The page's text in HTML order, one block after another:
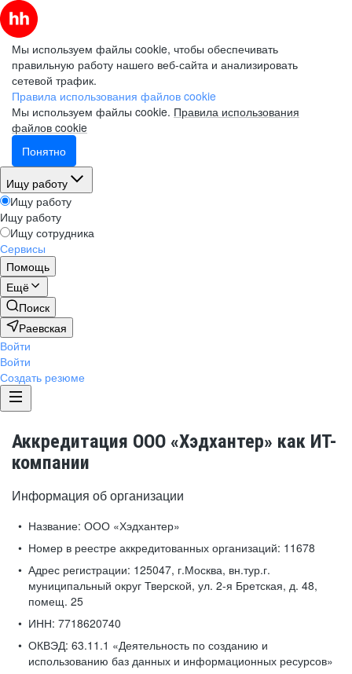
Мы используем файлы cookie, чтобы обеспечивать
правильную работу нашего веб-сайта и анализировать
сетевой трафик.
Правила использования файлов cookie
Мы используем файлы cookie. Правила использования
файлов cookie
Понятно
Ищу работу
Ищу работу
Ищу работу
Ищу сотрудника
Сервисы
Помощь
Ещё
Поиск
Раевская
Войти
Войти
Создать резюме
Аккредитация ООО «Хэдхантер» как ИТ-
компании
Информация об организации
Название: ООО «Хэдхантер»
Номер в реестре аккредитованных организаций: 11678
Адрес регистрации: 125047, г.Москва, вн.тур.г.
муниципальный округ Тверской, ул. 2-я Бретская, д. 48,
помещ. 25
ИНН: 7718620740
ОКВЭД: 63.11.1 «Деятельность по созданию и
использованию баз данных и информационных ресурсов»